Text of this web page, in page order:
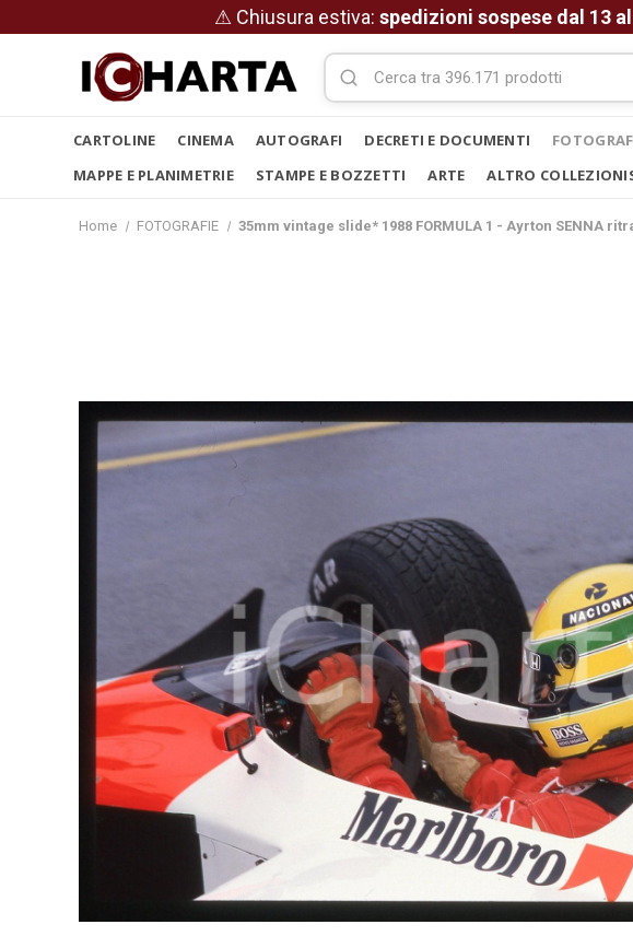
⚠ Chiusura estiva: spedizioni sospese dal 13
CARTOLINE CINEMA AUTOGRAFI DECRETI E DOCUMENTI
MAPPE E PLANIMETRIE
STAMPE E BOZZETTI ARTE ALTRO
Home FOTOGRAFIE 35mm vintage slide* 1988 FORMULA 1 - Ayrton SENNA